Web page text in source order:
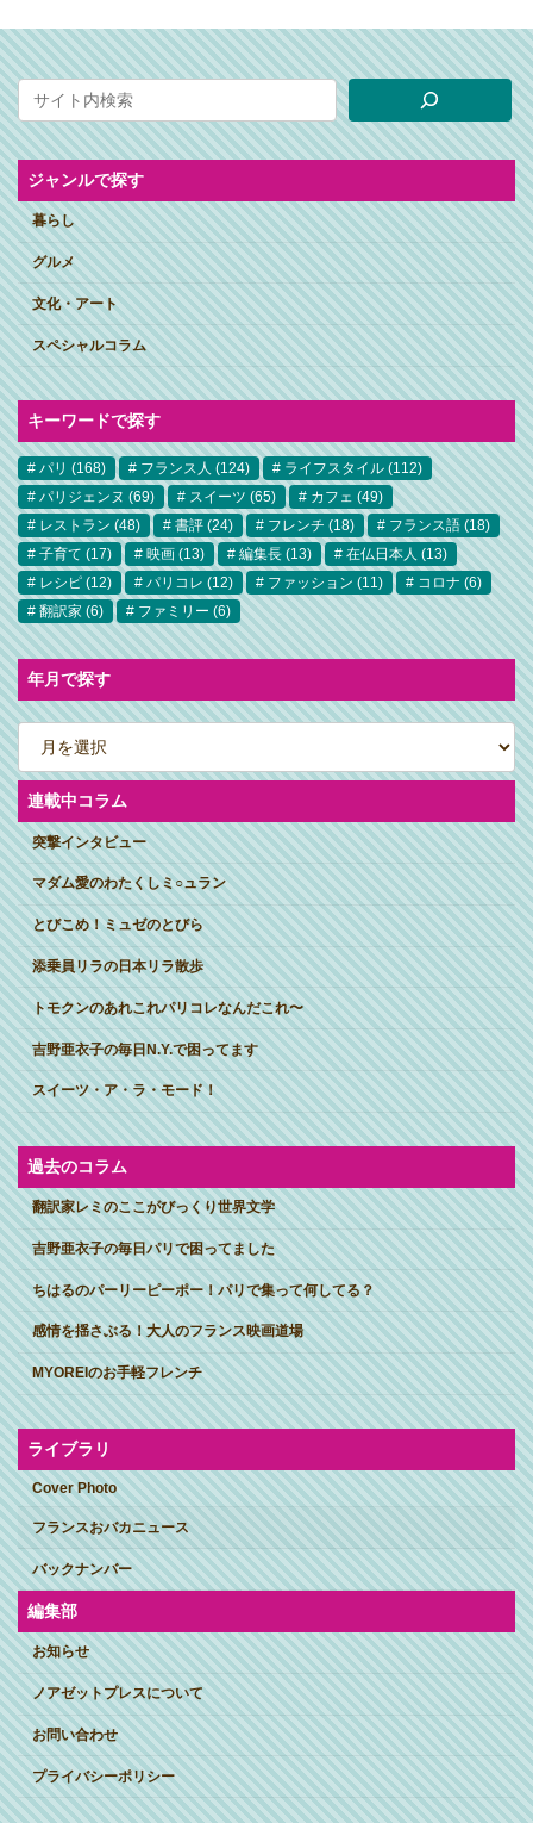
ジャンルで探す
暮らし
グルメ
文化・アート
スペシャルコラム
キーワードで探す
パリ (168) フランス人 (124) ライフスタイル (112)
パリジェンヌ (69) スイーツ (65) カフェ (49)
レストラン (48) 書評 (24) フレンチ (18) フランス語 (18)
子育て (17) 映画 (13) 編集長 (13) 在仏日本人 (13)
レシピ (12) パリコレ (12) ファッション (11) コロナ (6)
翻訳家 (6) ファミリー (6)
年月で探す
ア
ー
カ
イ
ブ連載中コラム
突撃インタビュー
マダム愛のわたくしミ○ュラン
とびこめ！ミュゼのとびら
添乗員リラの日本リラ散歩
トモクンのあれこれパリコレなんだこれ〜
吉野亜衣子の毎日N.Y.で困ってます
スイーツ・ア・ラ・モード！
過去のコラム
翻訳家レミのここがびっくり世界文学
吉野亜衣子の毎日パリで困ってました
ちはるのパーリーピーポー！パリで集って何してる？
感情を揺さぶる！大人のフランス映画道場
MYOREIのお手軽フレンチ
ライブラリ
Cover Photo
フランスおバカニュース
バックナンバー
編集部
お知らせ
ノアゼットプレスについて
お問い合わせ
プライバシーポリシー